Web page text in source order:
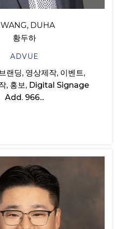
DUHA
황두하
ADVUE
랜딩, 영상제작, 이벤트,
, 홍보, Digital Signage
Add. 966...